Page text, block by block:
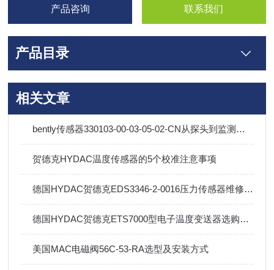
产品咨询 联系我们
产品目录
相关文章
bently传感器330103-00-03-05-02-CN从探头到监测器如何匹配选型？
贺德克HYDAC温度传感器的5个校准注意事项
德国HYDAC贺德克EDS3346-2-0016压力传感器维修保养
德国HYDAC贺德克ETS7000型电子温度变送器选购指南
美国MAC电磁阀56C-53-RA选型及安装方式